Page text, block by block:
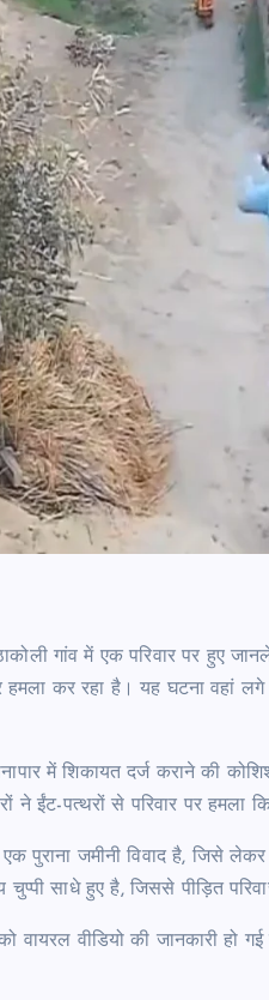
गांव में एक परिवार पर हुए
हमला कर रहा है। यह घटना वहां
में शिकायत दर्ज कराने की
ने ईंट-पत्थरों से परिवार पर हमला
पुराना जमीनी विवाद है, जिसे
चुप्पी साधे हुए है, जिससे पीड़ित
वायरल वीडियो की जानकारी हो